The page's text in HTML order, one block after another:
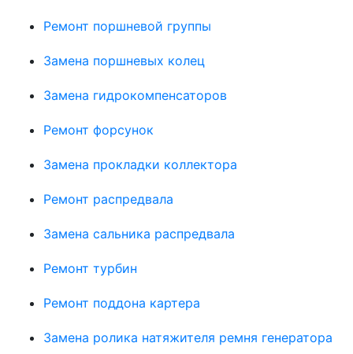
Ремонт поршневой группы
Замена поршневых колец
Замена гидрокомпенсаторов
Ремонт форсунок
Замена прокладки коллектора
Ремонт распредвала
Замена сальника распредвала
Ремонт турбин
Ремонт поддона картера
Замена ролика натяжителя ремня генератора